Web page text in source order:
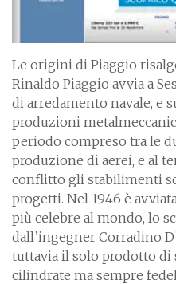
Le origini di Piaggio
Rinaldo Piaggio avvia a
di arredamento navale, e
produzioni
periodo compreso tra le
produzione di aerei, e al
conflitto gli stabilimenti
progetti. Nel 1946 è
più celebre al mondo, lo
dall’ingegner Corradino
tuttavia il solo prodotto di
cilindrate ma sempre